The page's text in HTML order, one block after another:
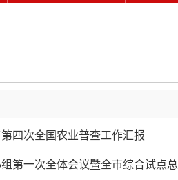
四次全国农业普查工作汇报
第一次全体会议暨全市综合试点